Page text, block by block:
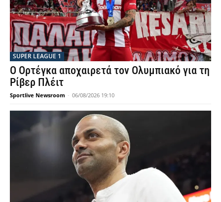
SUPER LEAGUE 1
Ο Ορτέγκα αποχαιρετά τον Ολυμπιακό για τη
Ρίβερ Πλέιτ
Sportlive Newsroom - 06/08/2026 19:10